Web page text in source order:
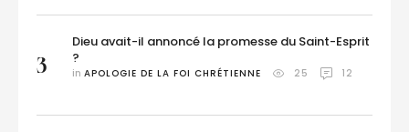
3
Dieu avait-il annoncé la promesse du Saint-Esprit
?
in APOLOGIE DE LA FOI CHRÉTIENNE 25 12